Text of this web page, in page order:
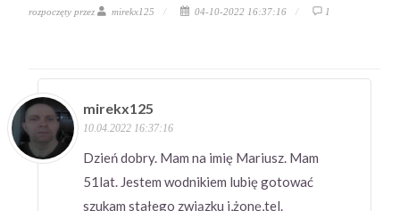
rozpoczęty przez mirekx125 04-10-2022 16:37:16 1
mirekx125
10.04.2022 16:37:16
Dzień dobry. Mam na imię Mariusz. Mam
51lat. Jestem wodnikiem lubię gotować
szukam stałego związku i,żonę,tel.